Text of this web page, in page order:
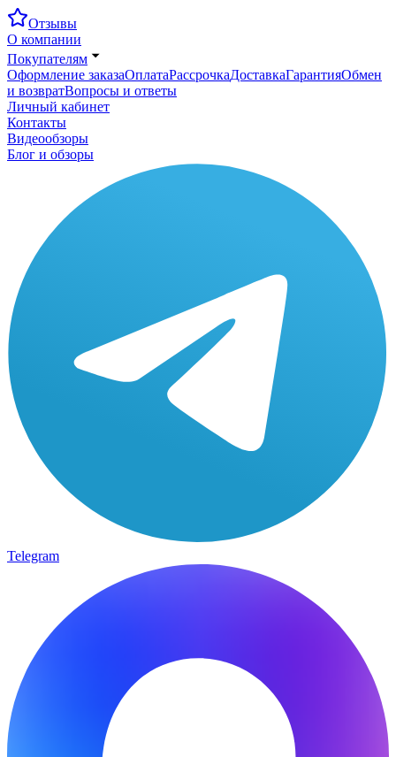
Отзывы
О компании
Покупателям
Оформление заказаОплатаРассрочкаДоставкаГарантияОбмен
и возвратВопросы и ответы
Личный кабинет
Контакты
Видеообзоры
Блог и обзоры
Telegram